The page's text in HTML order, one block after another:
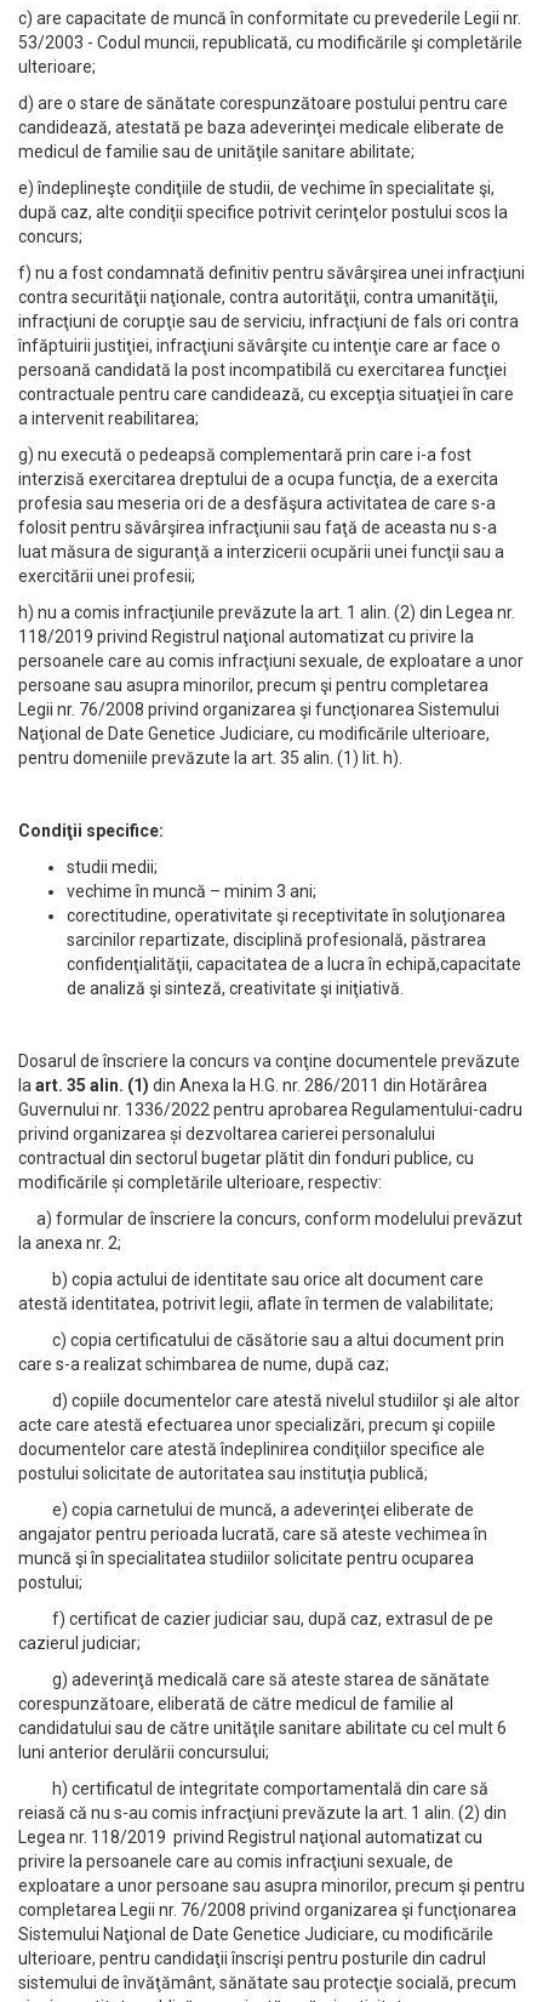
c) are capacitate de muncă în conformitate cu prevederile Legii nr.
53/2003 - Codul muncii, republicată, cu modificările şi completările
ulterioare;
d) are o stare de sănătate corespunzătoare postului pentru care
candidează, atestată pe baza adeverinţei medicale eliberate de
medicul de familie sau de unităţile sanitare abilitate;
e) îndeplineşte condiţiile de studii, de vechime în specialitate şi,
după caz, alte condiţii specifice potrivit cerinţelor postului scos la
concurs;
f) nu a fost condamnată definitiv pentru săvârşirea unei infracţiuni
contra securităţii naţionale, contra autorităţii, contra umanităţii,
infracţiuni de corupţie sau de serviciu, infracţiuni de fals ori contra
înfăptuirii justiţiei, infracţiuni săvârşite cu intenţie care ar face o
persoană candidată la post incompatibilă cu exercitarea funcţiei
contractuale pentru care candidează, cu excepţia situaţiei în care
a intervenit reabilitarea;
g) nu execută o pedeapsă complementară prin care i-a fost
interzisă exercitarea dreptului de a ocupa funcţia, de a exercita
profesia sau meseria ori de a desfăşura activitatea de care s-a
folosit pentru săvârşirea infracţiunii sau faţă de aceasta nu s-a
luat măsura de siguranţă a interzicerii ocupării unei funcţii sau a
exercitării unei profesii;
h) nu a comis infracţiunile prevăzute la art. 1 alin. (2) din Legea nr.
118/2019 privind Registrul naţional automatizat cu privire la
persoanele care au comis infracţiuni sexuale, de exploatare a unor
persoane sau asupra minorilor, precum şi pentru completarea
Legii nr. 76/2008 privind organizarea şi funcţionarea Sistemului
Naţional de Date Genetice Judiciare, cu modificările ulterioare,
pentru domeniile prevăzute la art. 35 alin. (1) lit. h).
Condiţii specifice:
studii medii;
vechime în muncă – minim 3 ani;
corectitudine, operativitate şi receptivitate în soluţionarea
sarcinilor repartizate, disciplină profesională, păstrarea
confidenţialităţii, capacitatea de a lucra în echipă,capacitate
de analiză şi sinteză, creativitate şi iniţiativă.
Dosarul de înscriere la concurs va conţine documentele prevăzute
la art. 35 alin. (1) din Anexa la H.G. nr. 286/2011 din Hotărârea
Guvernului nr. 1336/2022 pentru aprobarea Regulamentului-cadru
privind organizarea și dezvoltarea carierei personalului
contractual din sectorul bugetar plătit din fonduri publice, cu
modificările și completările ulterioare, respectiv:
a) formular de înscriere la concurs, conform modelului prevăzut
la anexa nr. 2;
b) copia actului de identitate sau orice alt document care
atestă identitatea, potrivit legii, aflate în termen de valabilitate;
c) copia certificatului de căsătorie sau a altui document prin
care s-a realizat schimbarea de nume, după caz;
d) copiile documentelor care atestă nivelul studiilor şi ale altor
acte care atestă efectuarea unor specializări, precum şi copiile
documentelor care atestă îndeplinirea condiţiilor specifice ale
postului solicitate de autoritatea sau instituţia publică;
e) copia carnetului de muncă, a adeverinţei eliberate de
angajator pentru perioada lucrată, care să ateste vechimea în
muncă şi în specialitatea studiilor solicitate pentru ocuparea
postului;
f) certificat de cazier judiciar sau, după caz, extrasul de pe
cazierul judiciar;
g) adeverinţă medicală care să ateste starea de sănătate
corespunzătoare, eliberată de către medicul de familie al
candidatului sau de către unităţile sanitare abilitate cu cel mult 6
luni anterior derulării concursului;
h) certificatul de integritate comportamentală din care să
reiasă că nu s-au comis infracţiuni prevăzute la art. 1 alin. (2) din
Legea nr. 118/2019 privind Registrul naţional automatizat cu
privire la persoanele care au comis infracţiuni sexuale, de
exploatare a unor persoane sau asupra minorilor, precum şi pentru
completarea Legii nr. 76/2008 privind organizarea şi funcţionarea
Sistemului Naţional de Date Genetice Judiciare, cu modificările
ulterioare, pentru candidaţii înscrişi pentru posturile din cadrul
sistemului de învăţământ, sănătate sau protecţie socială, precum